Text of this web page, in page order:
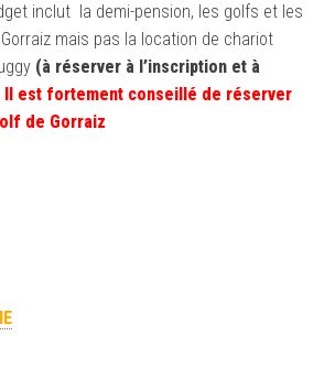
inclut la demi-pension, les golfs et les
mais pas la location de chariot
(à réserver à l’inscription et à
Il est fortement conseillé de réserver
de Gorraiz